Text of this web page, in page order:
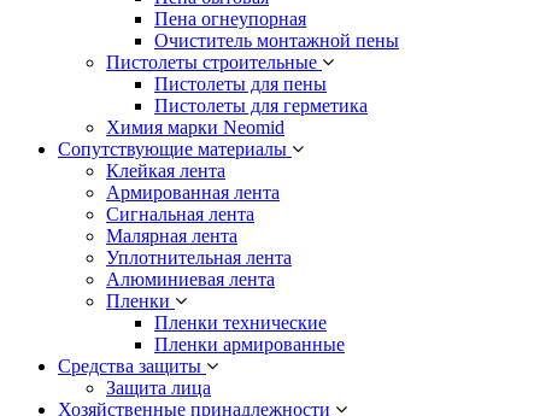
Пена огнеупорная
Очиститель монтажной пены
Пистолеты строительные
Пистолеты для пены
Пистолеты для герметика
Химия марки Neomid
Сопутствующие материалы
Клейкая лента
Армированная лента
Сигнальная лента
Малярная лента
Уплотнительная лента
Алюминиевая лента
Пленки
Пленки технические
Пленки армированные
Средства защиты
Защита лица
Хозяйственные принадлежности